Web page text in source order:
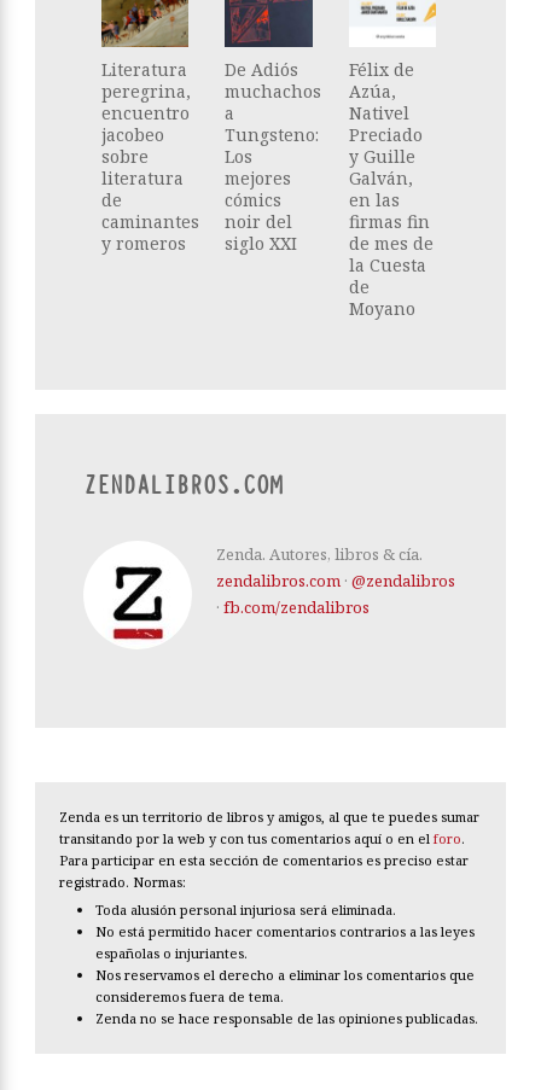
Literatura
peregrina,
encuentro
jacobeo
sobre
literatura
de
caminantes
y romeros
De Adiós
muchachos
a
Tungsteno:
Los
mejores
cómics
noir del
siglo XXI
Félix de
Azúa,
Nativel
Preciado
y Guille
Galván,
en las
firmas fin
de mes de
la Cuesta
de
Moyano
ZENDALIBROS.COM
Zenda. Autores, libros & cía.
zendalibros.com · @zendalibros
· fb.com/zendalibros
Zenda es un territorio de libros y amigos, al que te puedes sumar
transitando por la web y con tus comentarios aquí o en el foro.
Para participar en esta sección de comentarios es preciso estar
registrado. Normas:
Toda alusión personal injuriosa será eliminada.
No está permitido hacer comentarios contrarios a las leyes
españolas o injuriantes.
Nos reservamos el derecho a eliminar los comentarios que
consideremos fuera de tema.
Zenda no se hace responsable de las opiniones publicadas.